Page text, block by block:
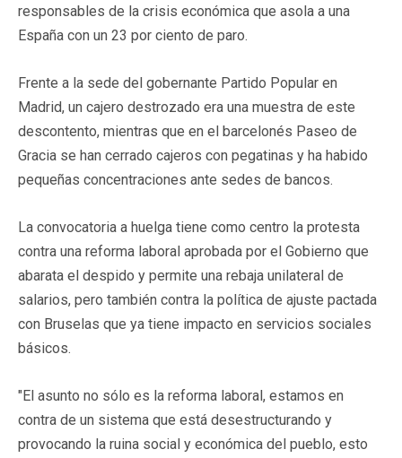
responsables de la crisis económica que asola a una
España con un 23 por ciento de paro.
Frente a la sede del gobernante Partido Popular en
Madrid, un cajero destrozado era una muestra de este
descontento, mientras que en el barcelonés Paseo de
Gracia se han cerrado cajeros con pegatinas y ha habido
pequeñas concentraciones ante sedes de bancos.
La convocatoria a huelga tiene como centro la protesta
contra una reforma laboral aprobada por el Gobierno que
abarata el despido y permite una rebaja unilateral de
salarios, pero también contra la política de ajuste pactada
con Bruselas que ya tiene impacto en servicios sociales
básicos.
"El asunto no sólo es la reforma laboral, estamos en
contra de un sistema que está desestructurando y
provocando la ruina social y económica del pueblo, esto